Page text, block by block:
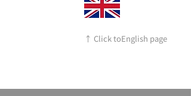
↑ Click toEnglish page